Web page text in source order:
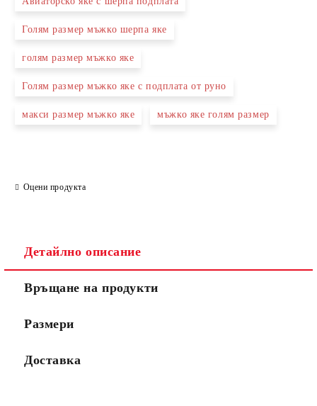
Ние ще се свържем с вас в рамките на работния ден.
Голям размер мъжко шерпа яке
голям размер мъжко яке
Голям размер мъжко яке с подплата от руно
макси размер мъжко яке мъжко яке голям размер
Оцени продукта
Детайлно описание
Връщане на продукти
Размери
Доставка